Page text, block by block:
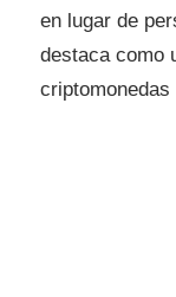
en lugar de
destaca como